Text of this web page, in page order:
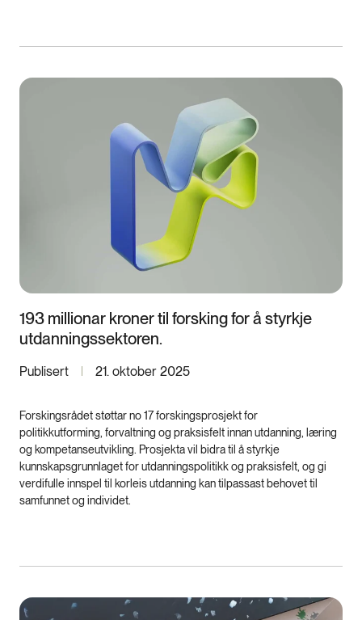
193 millionar kroner til forsking for å styrkje
utdanningssektoren.
Forskingsrådet støttar no 17 forskingsprosjekt for
politikkutforming, forvaltning og praksisfelt innan utdanning, læring
og kompetanseutvikling. Prosjekta vil bidra til å styrkje
kunnskapsgrunnlaget for utdanningspolitikk og praksisfelt, og gi
verdifulle innspel til korleis utdanning kan tilpassast behovet til
samfunnet og individet.
Publisert 21. oktober 2025